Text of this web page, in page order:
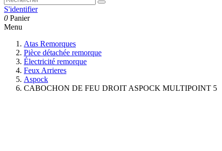
S'identifier
0 Panier
Menu
Atas Remorques
Pièce détachée remorque
Électricité remorque
Feux Arrieres
Aspock
CABOCHON DE FEU DROIT ASPOCK MULTIPOINT 5